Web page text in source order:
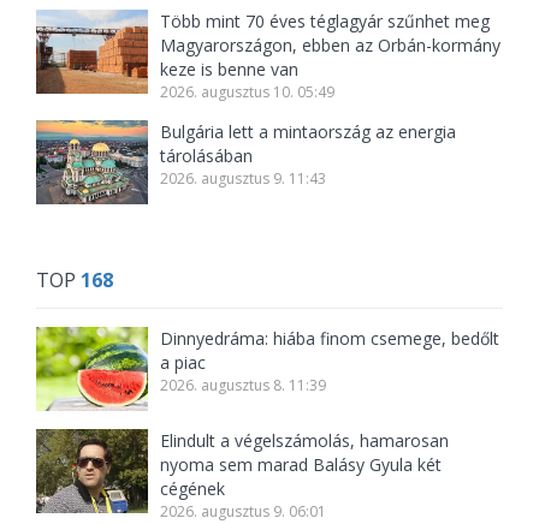
Több mint 70 éves téglagyár szűnhet meg
Magyarországon, ebben az Orbán-kormány
keze is benne van
2026. augusztus 10. 05:49
Bulgária lett a mintaország az energia
tárolásában
2026. augusztus 9. 11:43
TOP 168
Dinnyedráma: hiába finom csemege, bedőlt
a piac
2026. augusztus 8. 11:39
Elindult a végelszámolás, hamarosan
nyoma sem marad Balásy Gyula két
cégének
2026. augusztus 9. 06:01